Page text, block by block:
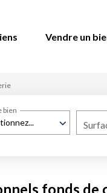
Vendre un
bien
fonds de